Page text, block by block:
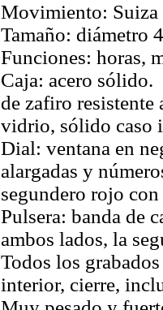
Movimiento:
Tamaño: diámetro
Funciones: horas,
Caja: acero sólido.
de zafiro resistente
vidrio, sólido caso
Dial: ventana en
alargadas y
segundero rojo
Pulsera: banda de
ambos lados, la
Todos los
interior, cierre,